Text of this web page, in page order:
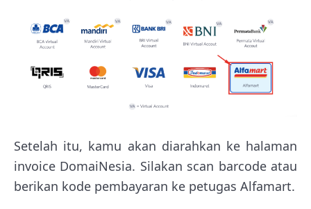
Setelah itu, kamu akan diarahkan ke halaman
invoice DomaiNesia. Silakan scan barcode atau
berikan kode pembayaran ke petugas Alfamart.